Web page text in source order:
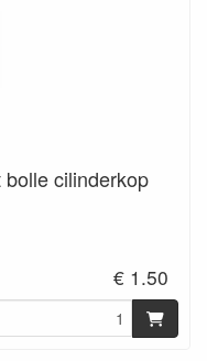
cilinderkop
€ 1.50